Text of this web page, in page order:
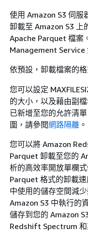
使用 Amazon S3 伺服
卸載至 Amazon S3 上
Apache Parquet 檔案
Management Service
依預設，卸載檔案的
您可以設定
的大小，以及藉由副
已新增至您的允許清
圍，請參閱網路隔離 。
您可以將 Amazon
Parquet 卸載至您的
析的高效率開放單欄
Parquet 格式的卸載
中使用的儲存空間減
Amazon S3 中執行的
儲存到您的 Amazon
Redshift Spectrum 和